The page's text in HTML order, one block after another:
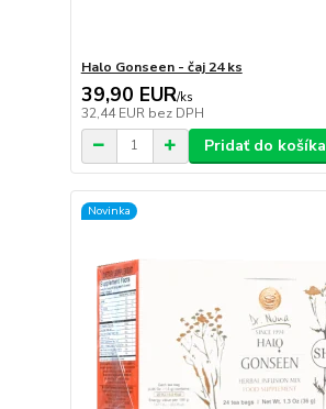
Halo Gonseen - čaj 24 ks
39,90 EUR/ks
32,44 EUR bez DPH
Pridať do košíka
Novinka